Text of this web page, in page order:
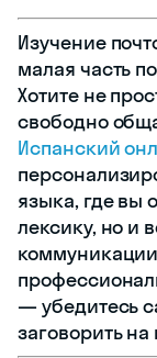
Изучение
малая часть
Хотите не
свободно
Испанский
языка, где вы
лексику, но и
— убедитесь
заговорить